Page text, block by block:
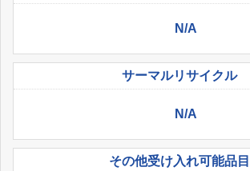
N/A
サーマルリサイクル
N/A
その他受け入れ可能品目